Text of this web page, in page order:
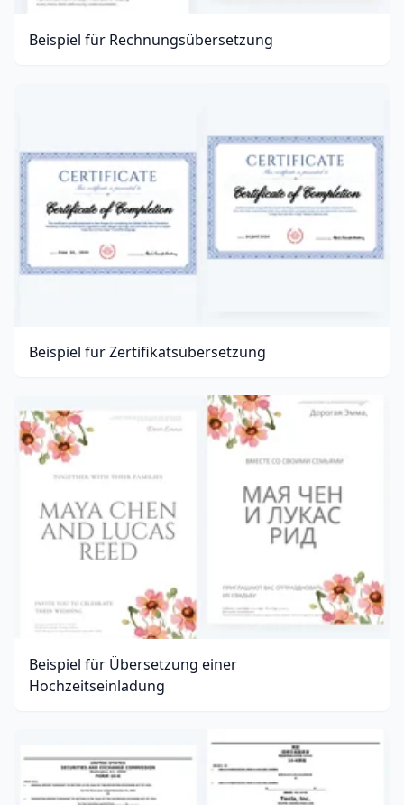
Beispiel für Rechnungsübersetzung
Beispiel für Zertifikatsübersetzung
Beispiel für Übersetzung einer
Hochzeitseinladung